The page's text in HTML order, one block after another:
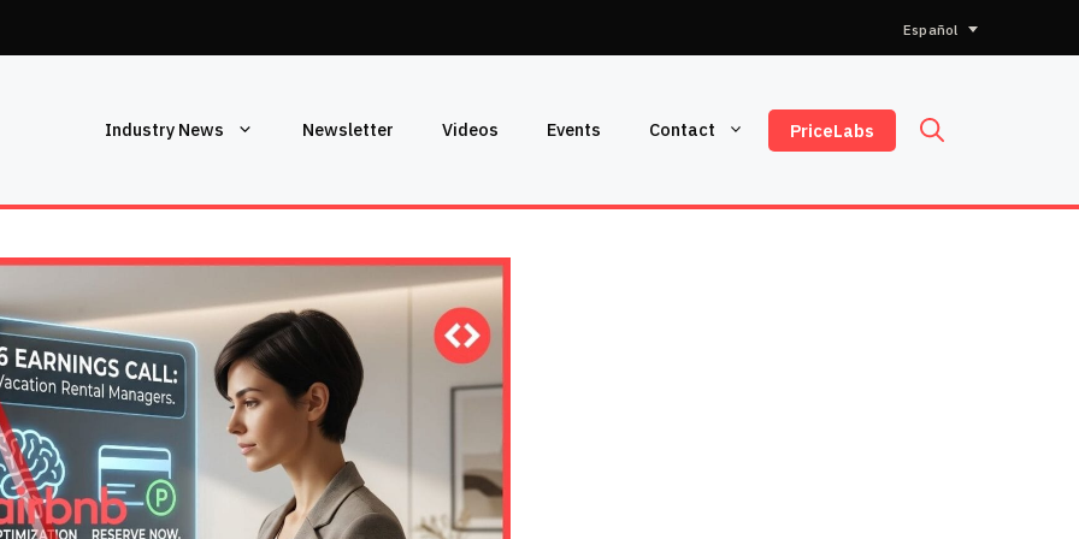
Elegir
idioma
Industry News Newsletter Videos Events Contact PriceLabs